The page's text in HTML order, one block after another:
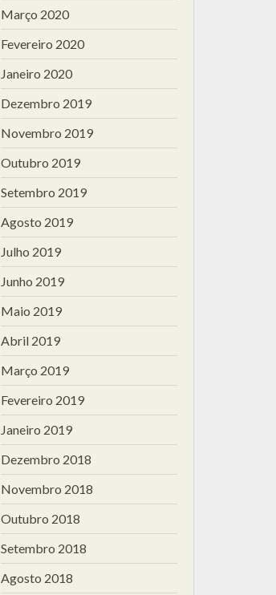
Março 2020
Fevereiro 2020
Janeiro 2020
Dezembro 2019
Novembro 2019
Outubro 2019
Setembro 2019
Agosto 2019
Julho 2019
Junho 2019
Maio 2019
Abril 2019
Março 2019
Fevereiro 2019
Janeiro 2019
Dezembro 2018
Novembro 2018
Outubro 2018
Setembro 2018
Agosto 2018